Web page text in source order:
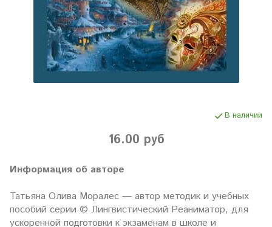
В наличии
16.00 руб
Информация об авторе
Татьяна Олива Моралес — автор методик и учебных
пособий серии © Лингвистический Реаниматор, для
ускоренной подготовки к экзаменам в школе и